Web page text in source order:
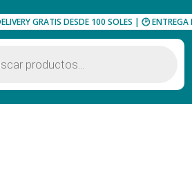
GRATIS DESDE 100 SOLES | 🕑